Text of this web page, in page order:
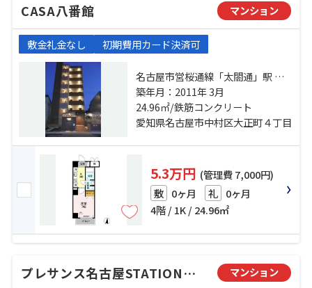
CASA八番館 マンション
敷金礼金なし 初期費用カード決済可
名古屋市営桜通線「太閤通」駅 徒
歩11分 近鉄名古屋線「米野」駅 徒
歩10分 名古屋市営東山線「名古
屋」駅 徒歩15分
築年月：2011年 3月
24.96㎡/鉄筋コンクリート
愛知県名古屋市中村区大正町４丁目
5.3万円 (管理費 7,000円)
敷 0ヶ月 礼 0ヶ月
4階 / 1K / 24.96㎡
プレサンス名古屋STATIONザ・シティ マンション